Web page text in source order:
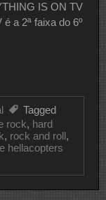
IS ON TV
a 2ª faixa do 6º
Tagged
rock, hard
, rock and roll,
hellacopters